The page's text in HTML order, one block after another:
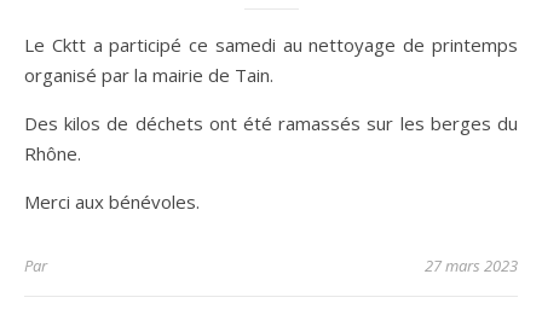
Le Cktt a participé ce samedi au nettoyage de printemps
organisé par la mairie de Tain.
Des kilos de déchets ont été ramassés sur les berges du
Rhône.
Merci aux bénévoles.
Par 27 mars 2023